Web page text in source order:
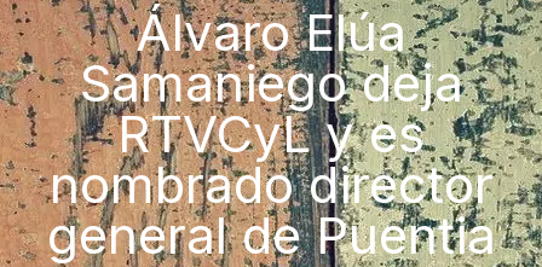
Álvaro Elúa
Samaniego deja
RTVCyL y es
nombrado director
general de Puentia